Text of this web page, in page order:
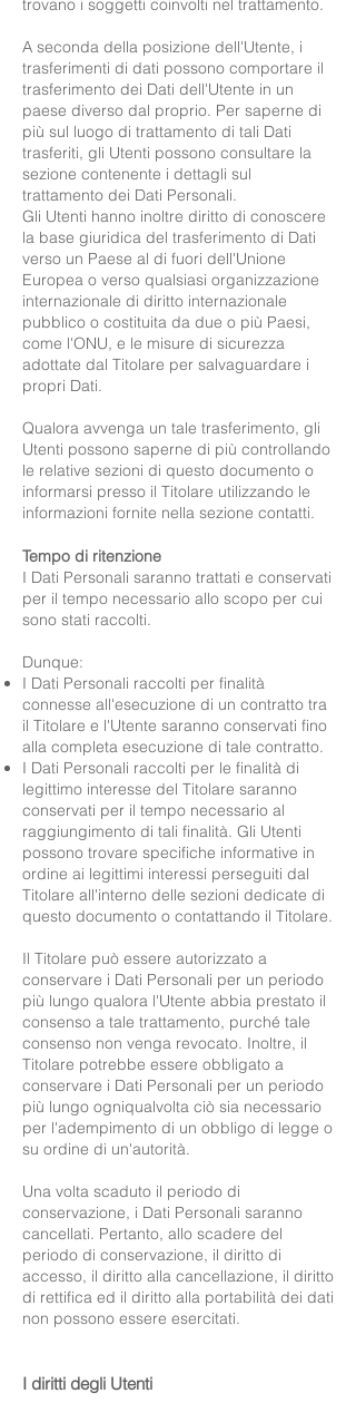
trovano i soggetti coinvolti nel trattamento.
A seconda della posizione dell'Utente, i
trasferimenti di dati possono comportare il
trasferimento dei Dati dell'Utente in un
paese diverso dal proprio. Per saperne di
più sul luogo di trattamento di tali Dati
trasferiti, gli Utenti possono consultare la
sezione contenente i dettagli sul
trattamento dei Dati Personali.
Gli Utenti hanno inoltre diritto di conoscere
la base giuridica del trasferimento di Dati
verso un Paese al di fuori dell'Unione
Europea o verso qualsiasi organizzazione
internazionale di diritto internazionale
pubblico o costituita da due o più Paesi,
come l'ONU, e le misure di sicurezza
adottate dal Titolare per salvaguardare i
propri Dati.
Qualora avvenga un tale trasferimento, gli
Utenti possono saperne di più controllando
le relative sezioni di questo documento o
informarsi presso il Titolare utilizzando le
informazioni fornite nella sezione contatti.
Tempo di ritenzione
I Dati Personali saranno trattati e conservati
per il tempo necessario allo scopo per cui
sono stati raccolti.
Dunque:
I Dati Personali raccolti per finalità
connesse all'esecuzione di un contratto tra
il Titolare e l'Utente saranno conservati fino
alla completa esecuzione di tale contratto.
I Dati Personali raccolti per le finalità di
legittimo interesse del Titolare saranno
conservati per il tempo necessario al
raggiungimento di tali finalità. Gli Utenti
possono trovare specifiche informative in
ordine ai legittimi interessi perseguiti dal
Titolare all'interno delle sezioni dedicate di
questo documento o contattando il Titolare.
Il Titolare può essere autorizzato a
conservare i Dati Personali per un periodo
più lungo qualora l'Utente abbia prestato il
consenso a tale trattamento, purché tale
consenso non venga revocato. Inoltre, il
Titolare potrebbe essere obbligato a
conservare i Dati Personali per un periodo
più lungo ogniqualvolta ciò sia necessario
per l'adempimento di un obbligo di legge o
su ordine di un'autorità.
Una volta scaduto il periodo di
conservazione, i Dati Personali saranno
cancellati. Pertanto, allo scadere del
periodo di conservazione, il diritto di
accesso, il diritto alla cancellazione, il diritto
di rettifica ed il diritto alla portabilità dei dati
non possono essere esercitati.
I diritti degli Utenti